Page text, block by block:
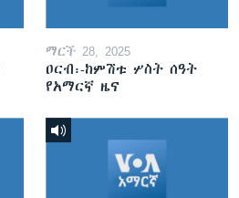
ማርች 28, 2025
ዐርብ፡-ከምሽቱ ሦስት ሰዓት
የአማርኛ ዜና